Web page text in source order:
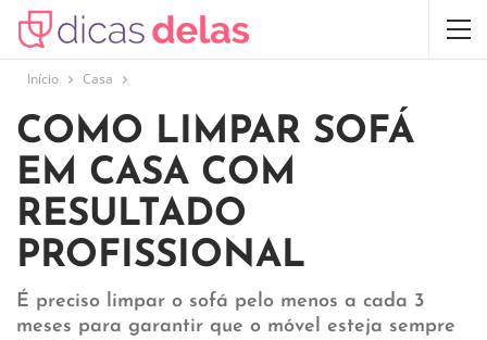
Início Casa
COMO LIMPAR SOFÁ
EM CASA COM
RESULTADO
PROFISSIONAL
É preciso limpar o sofá pelo menos a cada 3
meses para garantir que o móvel esteja sempre